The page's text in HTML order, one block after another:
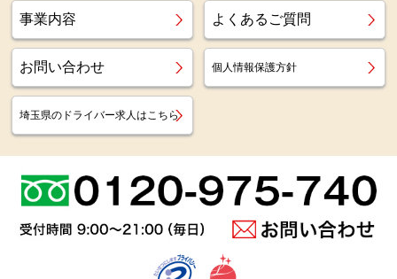
事業内容 よくあるご質問
お問い合わせ 個人情報保護方針
埼玉県のドライバー求人はこちら